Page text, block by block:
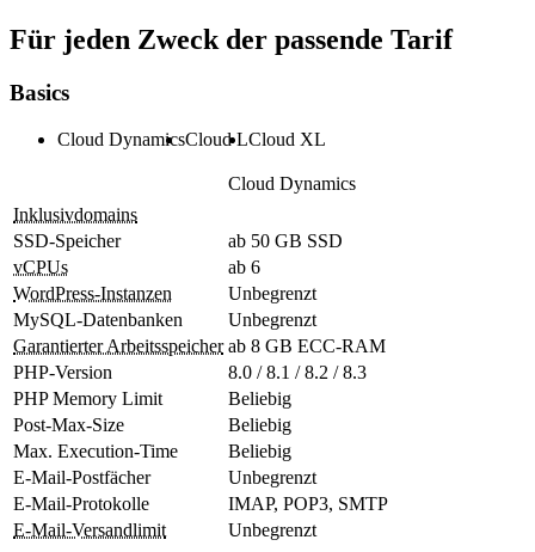
Für jeden Zweck der passende Tarif
Basics
Cloud DynamicsCloud LCloud XL
Cloud Dynamics
Inklusivdomains
SSD-Speicher
ab 50 GB SSD
vCPUs
ab 6
WordPress-Instanzen
Unbegrenzt
MySQL-Datenbanken
Unbegrenzt
Garantierter Arbeitsspeicher ab 8 GB ECC-RAM
PHP-Version
8.0 / 8.1 / 8.2 / 8.3
PHP Memory Limit
Beliebig
Post-Max-Size
Beliebig
Max. Execution-Time
Beliebig
E-Mail-Postfächer
Unbegrenzt
E-Mail-Protokolle
IMAP, POP3, SMTP
E-Mail-Versandlimit
Unbegrenzt